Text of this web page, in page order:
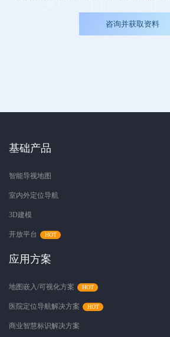
咨询并获取资料
基础产品
智能导视地图
室内外定位导航
3D建模
开放平台
应用方案
地图嵌入/可视化方案
医院定位导航解决方案
商业智慧标识解决方案